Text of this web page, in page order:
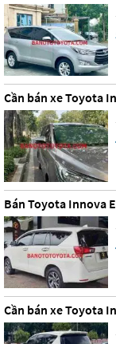
Cần bán xe Toyota
Bán Toyota Innova
Cần bán xe Toyota